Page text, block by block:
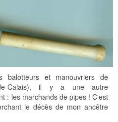
balotteurs et manouvriers de
de-Calais), il y a une autre
: les marchands de pipes ! C'est
le décès de mon ancêtre